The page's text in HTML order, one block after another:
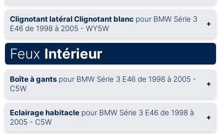
Clignotant latéral Clignotant blanc pour BMW Série 3
E46 de 1998 à 2005 - WY5W
+
Feux Intérieur
Boîte à gants pour BMW Série 3 E46 de 1998 à 2005 -
C5W
+
Eclairage habitacle pour BMW Série 3 E46 de 1998 à
2005 - C5W
+